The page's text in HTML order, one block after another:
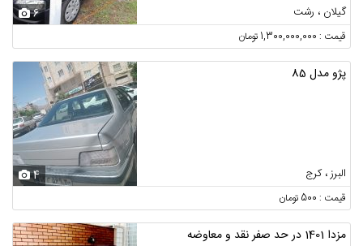
گیلان ، رشت 6
قیمت : 1,300,000,000 تومان
پژو مدل 85
البرز ، کرج 4
قیمت : 500 تومان
مزدا 1401 در حد صفر نقد و معاوضه